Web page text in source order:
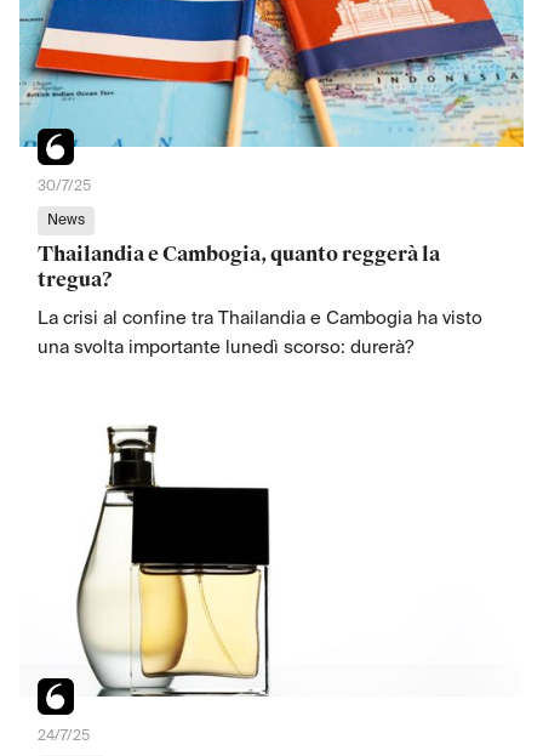
30/7/25
News
Thailandia e Cambogia, quanto reggerà la
tregua?
La crisi al confine tra Thailandia e Cambogia ha visto
una svolta importante lunedì scorso: durerà?
24/7/25